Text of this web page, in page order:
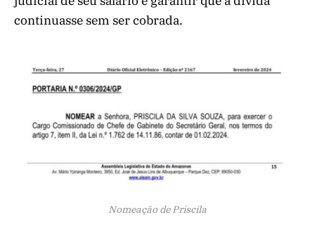
continuasse sem ser cobrada.
Nomeação de Priscila